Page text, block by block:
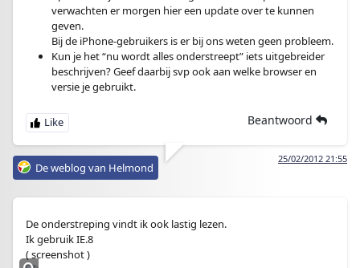
verwachten er morgen hier een update over te kunnen
geven.
Bij de iPhone-gebruikers is er bij ons weten geen probleem.
Kun je het “nu wordt alles onderstreept” iets uitgebreider
beschrijven? Geef daarbij svp ook aan welke browser en
versie je gebruikt.
Beantwoord
25/02/2012 21:55
De weblog van Helmond
De onderstreping vindt ik ook lastig lezen.
Ik gebruik IE.8
( screenshot )